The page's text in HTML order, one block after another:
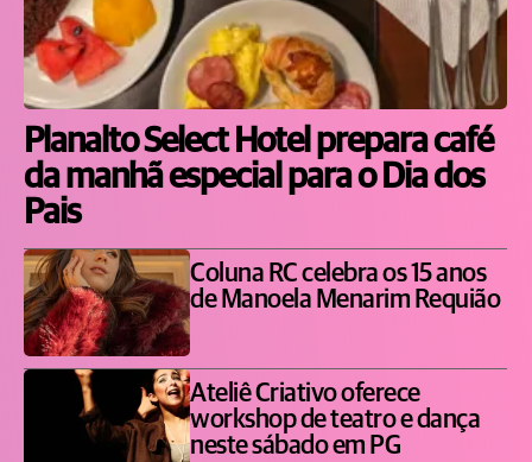
Planalto Select Hotel prepara café
da manhã especial para o Dia dos
Pais
Coluna RC celebra os 15 anos
de Manoela Menarim Requião
Ateliê Criativo oferece
workshop de teatro e dança
neste sábado em PG